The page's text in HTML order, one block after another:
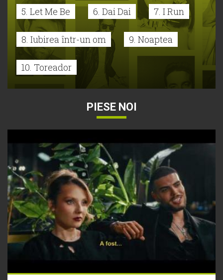
5. Let Me Be 6. Dai Dai 7. I Run
8. Iubirea într-un om 9. Noaptea
10. Toreador
PIESE NOI